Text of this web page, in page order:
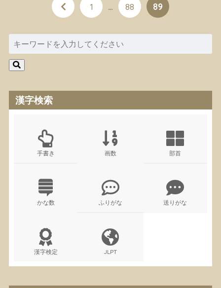
1 … 88 89
漢字検索
手書き 画数 部首
かな数 ふりがな 送りがな
漢字検定 JLPT